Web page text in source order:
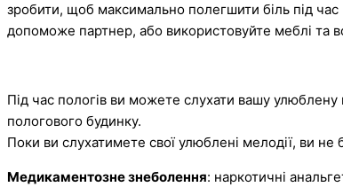
зробити, щоб максимально полегшити біль під
допоможе партнер, або використовуйте меблі та
Під час пологів ви можете слухати вашу
пологового будинку.
Поки ви слухатимете свої улюблені мелодії, ви
Медикаментозне знеболення: наркотичні